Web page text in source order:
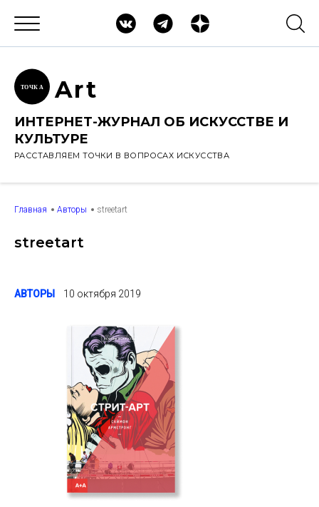
ТОЧК А Art
ИНТЕРНЕТ-ЖУРНАЛ ОБ ИСКУССТВЕ И
КУЛЬТУРЕ
РАССТАВЛЯЕМ ТОЧКИ В ВОПРОСАХ ИСКУССТВА
Главная Авторы streetart
streetart
АВТОРЫ 10 октября 2019